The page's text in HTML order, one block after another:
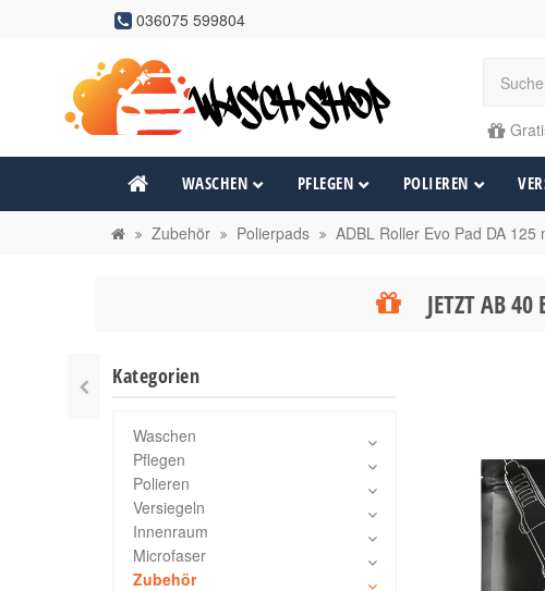
036075 599804
WASCHEN PFLEGEN POLIEREN
Zubehör Polierpads ADBL Roller Evo Pad DA 125
JETZT AB
Kategorien
Waschen
Pflegen
Polieren
Versiegeln
Innenraum
Microfaser
Zubehör